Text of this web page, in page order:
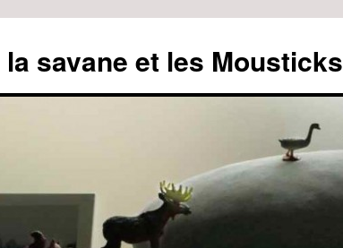
la savane et les Mousticks